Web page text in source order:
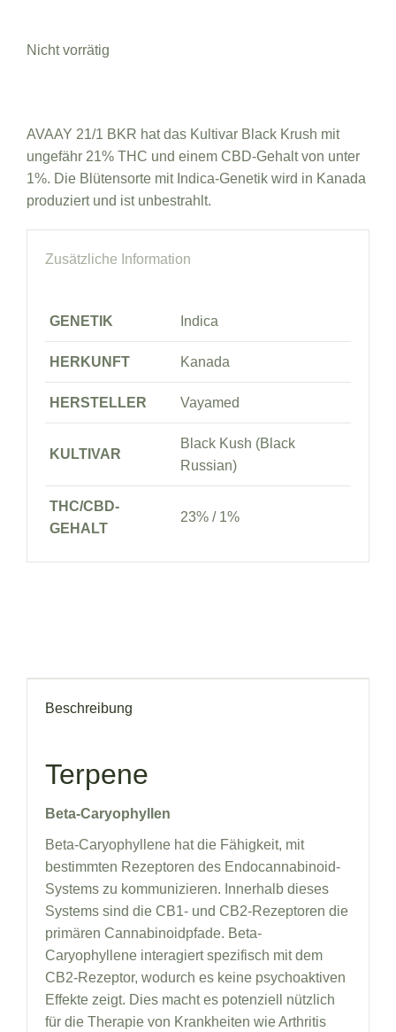
Nicht vorrätig
AVAAY 21/1 BKR hat das Kultivar Black Krush mit
ungefähr 21% THC und einem CBD-Gehalt von unter
1%. Die Blütensorte mit Indica-Genetik wird in Kanada
produziert und ist unbestrahlt.
Zusätzliche Information
GENETIK Indica
HERKUNFT Kanada
HERSTELLER Vayamed
KULTIVAR
Black Kush (Black
Russian)
THC/CBD-
GEHALT
23% / 1%
Beschreibung
Terpene
Beta-Caryophyllen
Beta-Caryophyllene hat die Fähigkeit, mit
bestimmten Rezeptoren des Endocannabinoid-
Systems zu kommunizieren. Innerhalb dieses
Systems sind die CB1- und CB2-Rezeptoren die
primären Cannabinoidpfade. Beta-
Caryophyllene interagiert spezifisch mit dem
CB2-Rezeptor, wodurch es keine psychoaktiven
Effekte zeigt. Dies macht es potenziell nützlich
für die Therapie von Krankheiten wie Arthritis